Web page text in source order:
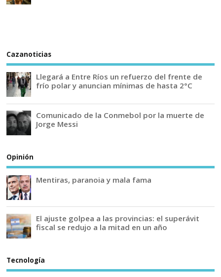
Cazanoticias
Llegará a Entre Ríos un refuerzo del frente de
frío polar y anuncian mínimas de hasta 2°C
Comunicado de la Conmebol por la muerte de
Jorge Messi
Opinión
Mentiras, paranoia y mala fama
El ajuste golpea a las provincias: el superávit
fiscal se redujo a la mitad en un año
Tecnología